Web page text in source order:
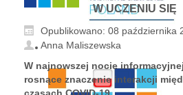
W UCZENIU SIĘ
Opublikowano: 08 października
Anna Maliszewska
W najnowszej nocie
rosnące znaczenie interakcji